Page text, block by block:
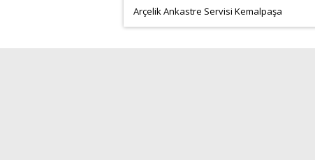
Arçelik Ankastre Servisi Kemalpaşa